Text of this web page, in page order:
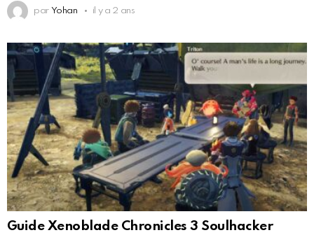
par Yohan il y a 2 ans
Guide Xenoblade Chronicles 3 Soulhacker